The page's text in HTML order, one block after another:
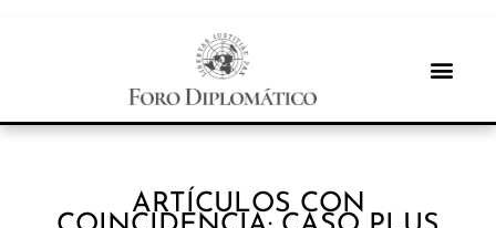
ARTÍCULOS CON